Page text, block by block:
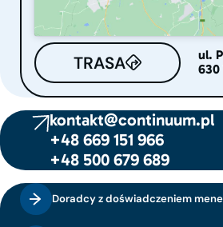
TRASA
ul.
630
kontakt@continuum.pl
+48 669 151 966
+48 500 679 689
Doradcy z doświadczeniem